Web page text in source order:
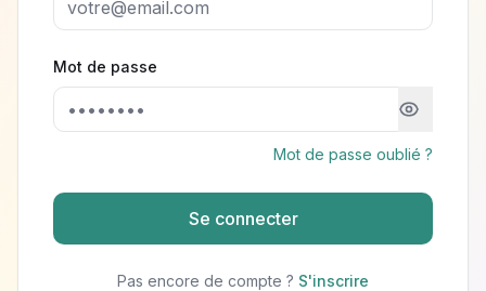
Mot de passe
Mot de passe oublié ?
Se connecter
Pas encore de compte ? S'inscrire